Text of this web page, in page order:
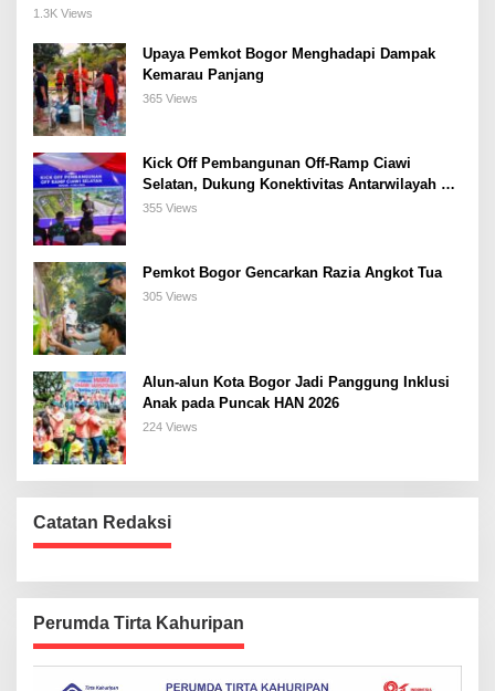
Meeting, dan Kuliner di Jakarta Selatan
1.3K Views
Upaya Pemkot Bogor Menghadapi Dampak
Kemarau Panjang
365 Views
Kick Off Pembangunan Off-Ramp Ciawi
Selatan, Dukung Konektivitas Antarwilayah di
Bogor Selatan
355 Views
Pemkot Bogor Gencarkan Razia Angkot Tua
305 Views
Alun-alun Kota Bogor Jadi Panggung Inklusi
Anak pada Puncak HAN 2026
224 Views
Catatan Redaksi
Perumda Tirta Kahuripan